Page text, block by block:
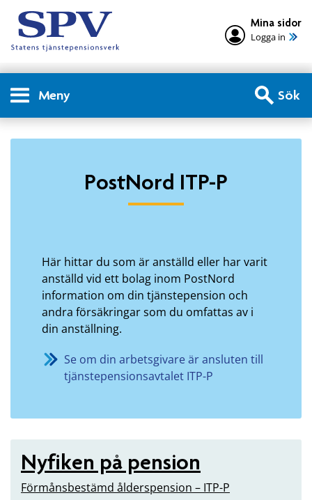
Mina sidor
Logga in
Meny Sök
PostNord ITP-P
Här hittar du som är anställd eller har varit
anställd vid ett bolag inom PostNord
information om din tjänstepension och
andra försäkringar som du omfattas av i
din anställning.
Se om din arbetsgivare är ansluten till
tjänstepensionsavtalet ITP-P
Nyfiken på pension
Förmånsbestämd ålderspension – ITP-P